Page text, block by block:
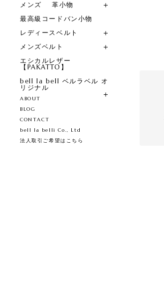
メンズ 革小物
最高級コードバン小物
レディースベルト
メンズベルト
エシカルレザー
【PAKATTO】
bell la bell ベルラベル オ
リジナル
ABOUT
BLOG
CONTACT
bell la belli Co., Ltd
法人取引ご希望はこちら